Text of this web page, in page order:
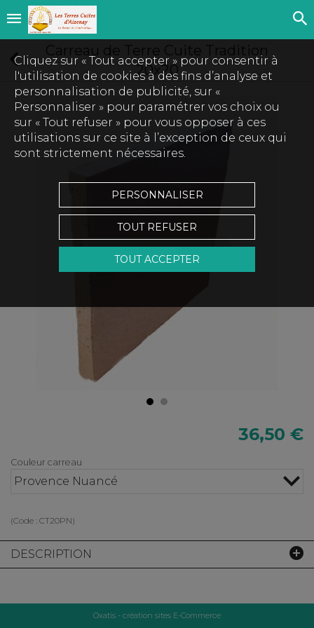
20x20
Touchez pour zoomer
36,50 €
Couleur carreau
Provence Nuancé
(Code : CT20PN)
DESCRIPTION
Cliquez sur « Tout accepter » pour consentir à
l'utilisation de cookies à des fins d’analyse et
personnalisation de publicité, sur «
Personnaliser » pour paramétrer vos choix ou
sur « Tout refuser » pour vous opposer à ces
utilisations sur ce site à l’exception de ceux qui
sont strictement nécessaires.
PERSONNALISER
TOUT REFUSER
TOUT ACCEPTER
Oxatis - création sites E-Commerce